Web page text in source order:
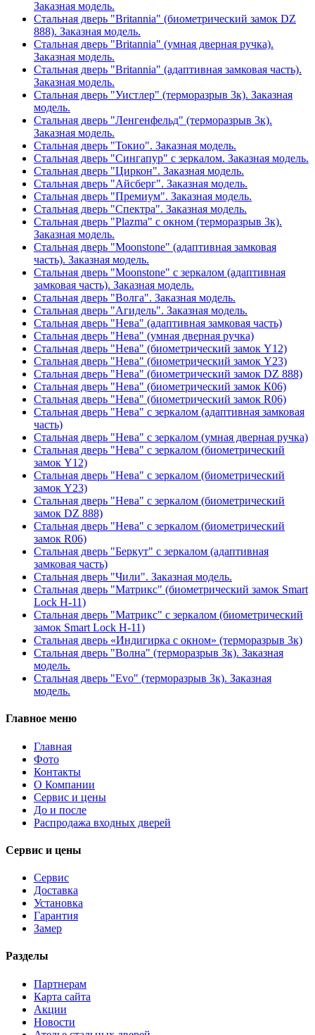
Заказная модель.
Стальная дверь "Britannia" (биометрический замок DZ
888). Заказная модель.
Стальная дверь "Britannia" (умная дверная ручка).
Заказная модель.
Стальная дверь "Britannia" (адаптивная замковая часть).
Заказная модель.
Стальная дверь "Уистлер" (терморазрыв 3к). Заказная
модель.
Стальная дверь "Ленгенфельд" (терморазрыв 3к).
Заказная модель.
Стальная дверь "Токио". Заказная модель.
Стальная дверь "Сингапур" с зеркалом. Заказная модель.
Стальная дверь "Циркон". Заказная модель.
Стальная дверь "Айсберг". Заказная модель.
Стальная дверь "Премиум". Заказная модель.
Стальная дверь "Спектра". Заказная модель.
Стальная дверь "Plazma" с окном (терморазрыв 3к).
Заказная модель.
Стальная дверь "Moonstone" (адаптивная замковая
часть). Заказная модель.
Стальная дверь "Moonstone" с зеркалом (адаптивная
замковая часть). Заказная модель.
Стальная дверь "Волга". Заказная модель.
Стальная дверь "Агидель". Заказная модель.
Стальная дверь "Нева" (адаптивная замковая часть)
Стальная дверь "Нева" (умная дверная ручка)
Стальная дверь "Нева" (биометрический замок Y12)
Стальная дверь "Нева" (биометрический замок Y23)
Стальная дверь "Нева" (биометрический замок DZ 888)
Стальная дверь "Нева" (биометрический замок К06)
Стальная дверь "Нева" (биометрический замок R06)
Стальная дверь "Нева" с зеркалом (адаптивная замковая
часть)
Стальная дверь "Нева" с зеркалом (умная дверная ручка)
Стальная дверь "Нева" с зеркалом (биометрический
замок Y12)
Стальная дверь "Нева" с зеркалом (биометрический
замок Y23)
Стальная дверь "Нева" с зеркалом (биометрический
замок DZ 888)
Стальная дверь "Нева" с зеркалом (биометрический
замок R06)
Стальная дверь "Беркут" с зеркалом (адаптивная
замковая часть)
Стальная дверь "Чили". Заказная модель.
Стальная дверь "Матрикс" (биометрический замок Smart
Lock H-11)
Стальная дверь "Матрикс" с зеркалом (биометрический
замок Smart Lock H-11)
Стальная дверь «Индигирка с окном» (терморазрыв 3к)
Стальная дверь "Волна" (терморазрыв 3к). Заказная
модель.
Стальная дверь "Evo" (терморазрыв 3к). Заказная
модель.
Главное меню
Главная
Фото
Контакты
О Компании
Сервис и цены
До и после
Распродажа входных дверей
Сервис и цены
Сервис
Доставка
Установка
Гарантия
Замер
Разделы
Партнерам
Карта сайта
Акции
Новости